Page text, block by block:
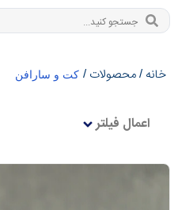
خانه / محصولات / کت و سارافن
اعمال فیلتر